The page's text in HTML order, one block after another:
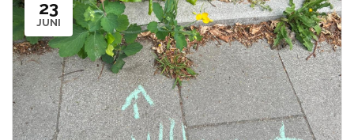
23
JUNI